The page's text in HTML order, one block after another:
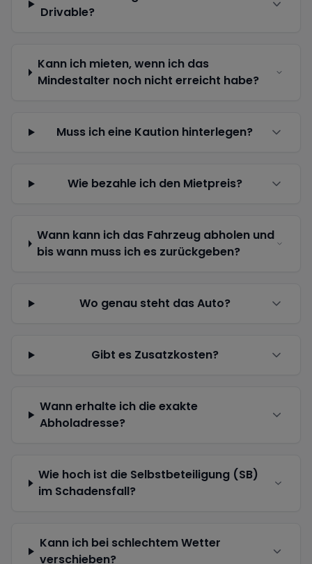
Drivable?
Kann ich mieten, wenn ich das
Mindestalter noch nicht erreicht habe?
Muss ich eine Kaution hinterlegen?
Wie bezahle ich den Mietpreis?
Wann kann ich das Fahrzeug abholen und
bis wann muss ich es zurückgeben?
Wo genau steht das Auto?
Gibt es Zusatzkosten?
Wann erhalte ich die exakte
Abholadresse?
Wie hoch ist die Selbstbeteiligung (SB)
im Schadensfall?
Kann ich bei schlechtem Wetter
verschieben?